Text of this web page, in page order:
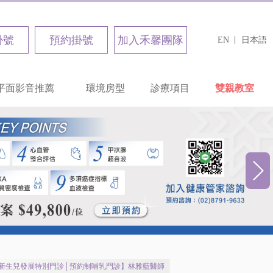
日本語
EN
加入禾馨團隊
預約掛號
號
面影音推薦 環境房型 診療項目 雙親教室
生兒發展特別門診│預約制哺乳門診】林雅藍醫師